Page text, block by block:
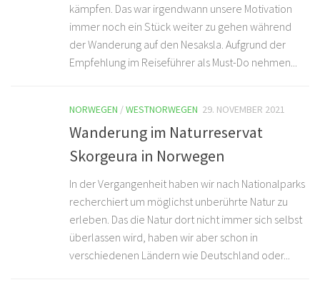
kämpfen. Das war irgendwann unsere Motivation
immer noch ein Stück weiter zu gehen während
der Wanderung auf den Nesaksla. Aufgrund der
Empfehlung im Reiseführer als Must-Do nehmen...
NORWEGEN /WESTNORWEGEN 29. NOVEMBER 2021
Wanderung im Naturreservat
Skorgeura in Norwegen
In der Vergangenheit haben wir nach Nationalparks
recherchiert um möglichst unberührte Natur zu
erleben. Das die Natur dort nicht immer sich selbst
überlassen wird, haben wir aber schon in
verschiedenen Ländern wie Deutschland oder...